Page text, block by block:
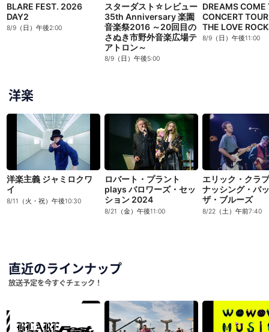
BLARE FEST. 2026
DAY2
8/9（日）午後2:00
スターダスト☆レビュー
35th Anniversary 楽園
音楽祭2016 ～20回目の
さぬき市野外音楽広場テ
アトロン～
8/9（日）午後5:00
DREAMS COME
CONCERT
THE LOVE
8/9（日）午後11:00
洋楽
洋楽主義 ジャミロクワ
イ
8/11（火・祝）午後10:30
ロバート・プラント
plays バロワーズ・セッ
ション 2024
8/21（金）午後11:00
エリック・クラ
ナッシング・バ
ザ・ブルーズ
8/22（土）午前7:40
直近のラインナップ
放送予定を今すぐチェック！